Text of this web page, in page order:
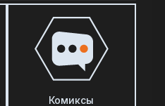
Комиксы